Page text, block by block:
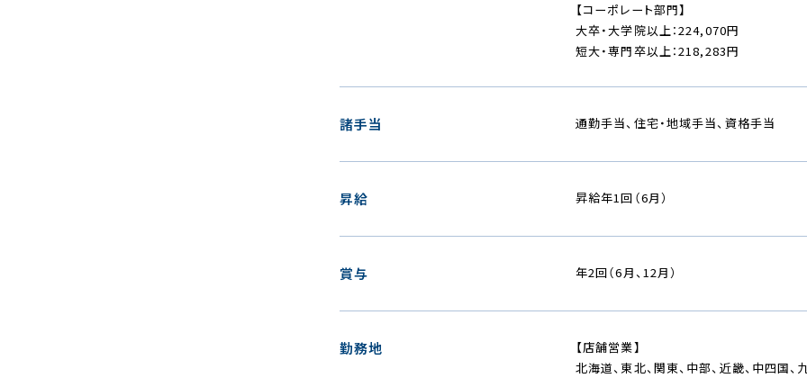
【コーポレート部門】
大卒・大学院以上：224,070円
短大・専門卒以上：218,283円
諸手当 通勤手当、住宅・地域手当、資格手当
昇給 昇給年1回（6月）
賞与 年2回（6月、12月）
勤務地
【店舗営業】
北海道、東北、関東、中部、近畿、中四国、